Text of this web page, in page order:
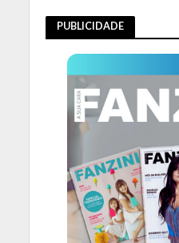
PUBLICIDADE